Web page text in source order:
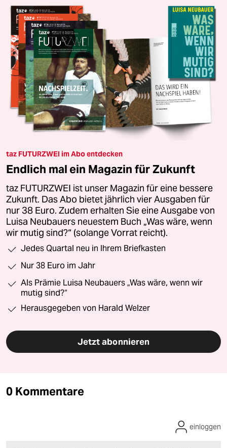
taz FUTURZWEI im Abo entdecken
Endlich mal ein Magazin für Zukunft
taz FUTURZWEI ist unser Magazin für eine bessere
Zukunft. Das Abo bietet jährlich vier Ausgaben für
nur 38 Euro. Zudem erhalten Sie eine Ausgabe von
Luisa Neubauers neuestem Buch „Was wäre, wenn
wir mutig sind?“ (solange Vorrat reicht).
Jedes Quartal neu in Ihrem Briefkasten
Nur 38 Euro im Jahr
Als Prämie Luisa Neubauers „Was wäre, wenn wir
mutig sind?“
Herausgegeben von Harald Welzer
Jetzt abonnieren
0 Kommentare
einloggen